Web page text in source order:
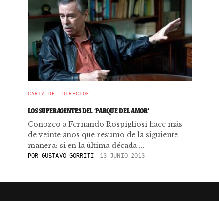
CARTA DEL DIRECTOR
LOS SUPERAGENTES DEL ‘PARQUE DEL AMOR’
Conozco a Fernando Rospigliosi hace más
de veinte años que resumo de la siguiente
manera: si en la última década ...
POR GUSTAVO GORRITI 13 JUNIO 2013